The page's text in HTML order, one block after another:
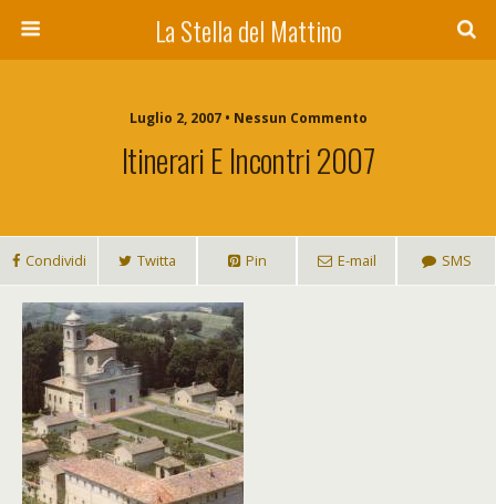
La Stella del Mattino
Luglio 2, 2007 • Nessun Commento
Itinerari E Incontri 2007
Condividi Twitta Pin E-mail SMS